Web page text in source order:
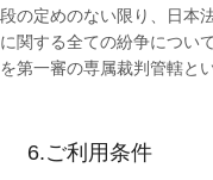
段の定めのない限り、日本
に関する全ての紛争につい
を第一審の専属裁判管轄と
6.ご利用条件